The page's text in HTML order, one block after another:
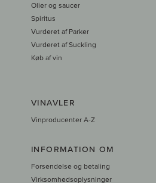
Olier og saucer
Spiritus
Vurderet af Parker
Vurderet af Suckling
Køb af vin
VINAVLER
Vinproducenter A-Z
INFORMATION OM
Forsendelse og betaling
Virksomhedsoplysninger